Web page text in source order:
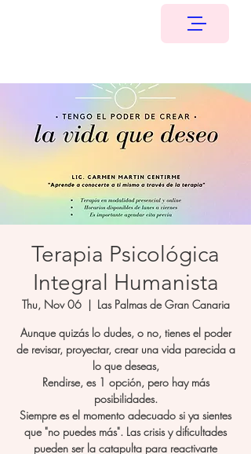
Terapia Psicológica
Integral Humanista
Thu, Nov 06
  |
Las Palmas de Gran Canaria
Aunque quizás lo dudes, o no, tienes el poder
de revisar, proyectar, crear una vida parecida a
lo que deseas,
Rendirse, es 1 opción, pero hay más
posibilidades.
Siempre es el momento adecuado si ya sientes
que "no puedes más". Las crisis y dificultades
pueden ser la catapulta para reactivarte